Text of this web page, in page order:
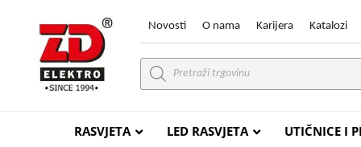
Novosti O nama Karijera Katalozi
Products
search
RASVJETA LED RASVJETA UTIČNICE I